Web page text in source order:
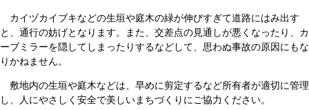
カイヅカイブキなどの生垣や庭木の緑が伸びすぎて道路にはみ出す
と、通行の妨げとなります。また、交差点の見通しが悪くなったり、カ
ーブミラーを隠してしまったりするなどして、思わぬ事故の原因にもな
りかねません。
敷地内の生垣や庭木などは、早めに剪定するなど所有者が適切に管理
し、人にやさしく安全で美しいまちづくりにご協力ください。